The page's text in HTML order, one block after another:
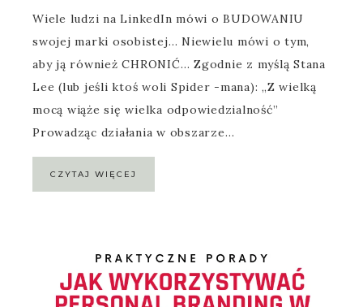
Wiele ludzi na LinkedIn mówi o BUDOWANIU
swojej marki osobistej… Niewielu mówi o tym,
aby ją również CHRONIĆ… Zgodnie z myślą Stana
Lee (lub jeśli ktoś woli Spider -mana): „Z wielką
mocą wiąże się wielka odpowiedzialność”
Prowadząc działania w obszarze…
CZYTAJ WIĘCEJ